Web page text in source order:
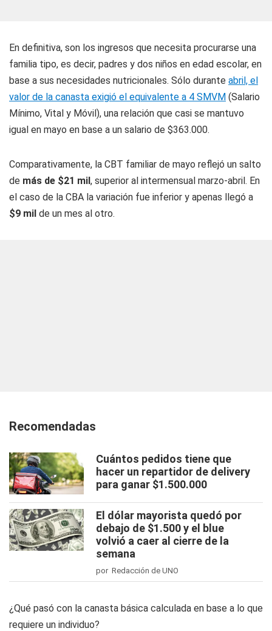
En definitiva, son los ingresos que necesita procurarse una
familia tipo, es decir, padres y dos niños en edad escolar, en
base a sus necesidades nutricionales. Sólo durante abril, el
valor de la canasta exigió el equivalente a 4 SMVM (Salario
Mínimo, Vital y Móvil), una relación que casi se mantuvo
igual en mayo en base a un salario de $363.000.
Comparativamente, la CBT familiar de mayo reflejó un salto
de más de $21 mil, superior al intermensual marzo-abril. En
el caso de la CBA la variación fue inferior y apenas llegó a
$9 mil de un mes al otro.
Recomendadas
Cuántos pedidos tiene que
hacer un repartidor de delivery
para ganar $1.500.000
El dólar mayorista quedó por
debajo de $1.500 y el blue
volvió a caer al cierre de la
semana
por Redacción de UNO
¿Qué pasó con la canasta básica calculada en base a lo que
requiere un individuo?